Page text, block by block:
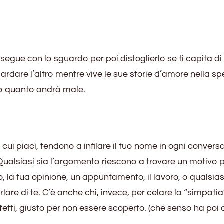
con lo sguardo per poi distoglierlo se ti capita di
l’altro mentre vive le sue storie d’amore nella
quanto andrà male.
piaci, tendono a infilare il tuo nome in ogni
sia l’argomento riescono a trovare un motivo
la tua opinione, un appuntamento, il lavoro, o
di te. C’è anche chi, invece, per celare la
giusto per non essere scoperto. (che senso ha poi